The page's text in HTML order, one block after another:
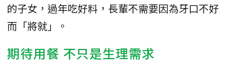
的子女，過年吃好料，長輩不需要因為牙口不好
而「將就」。
期待用餐 不只是生理需求